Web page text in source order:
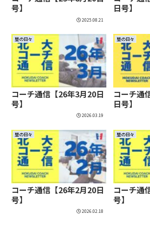
号】
2025.08.21
日号】
塾の日々
コーチ通信【26年3月20日
号】
2026.03.19
塾の日々
コーチ通
日号】
塾の日々
コーチ通信【26年2月20日
号】
2026.02.18
塾の日々
コーチ通
号】